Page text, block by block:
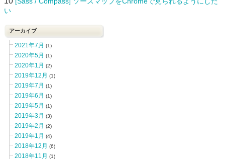
い
アーカイブ
2021年7月 (1)
2020年5月 (1)
2020年1月 (2)
2019年12月 (1)
2019年7月 (1)
2019年6月 (1)
2019年5月 (1)
2019年3月 (3)
2019年2月 (2)
2019年1月 (4)
2018年12月 (6)
2018年11月 (1)